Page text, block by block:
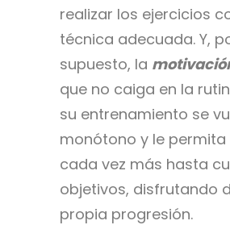
realizar los ejercicios
técnica adecuada. Y,
supuesto, la
que no caiga en la
su entrenamiento se
monótono y le permita
cada vez más hasta
objetivos, disfrutando
propia progresión.